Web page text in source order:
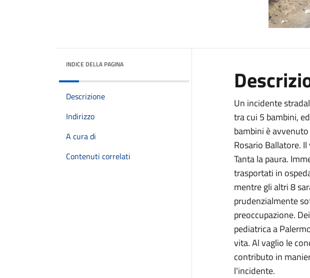
INDICE DELLA PAGINA
Descrizione
Indirizzo
A cura di
Contenuti correlati
Un incidente
tra cui 5 bambini,
bambini è
Rosario Ballatore.
Tanta la paura.
trasportati in
mentre gli altri 8
prudenzialmente
preoccupazione.
pediatrica a
vita. Al vaglio le
contributo in
l'incidente.